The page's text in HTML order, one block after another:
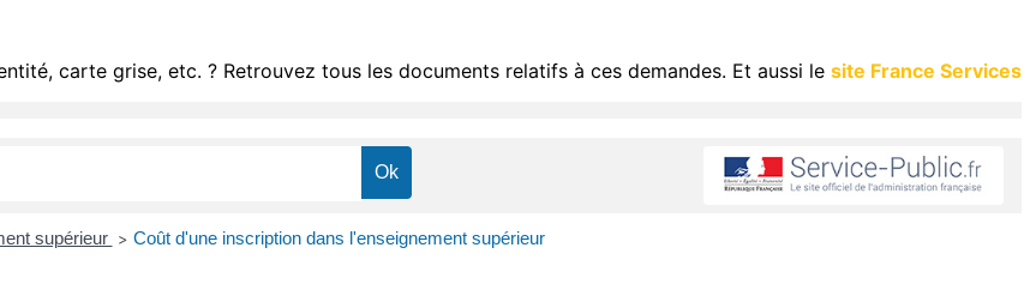
carte grise, etc. ? Retrouvez tous les documents relatifs à ces demandes. Et aussi le site France Services
supérieur > Coût d'une inscription dans l'enseignement supérieur